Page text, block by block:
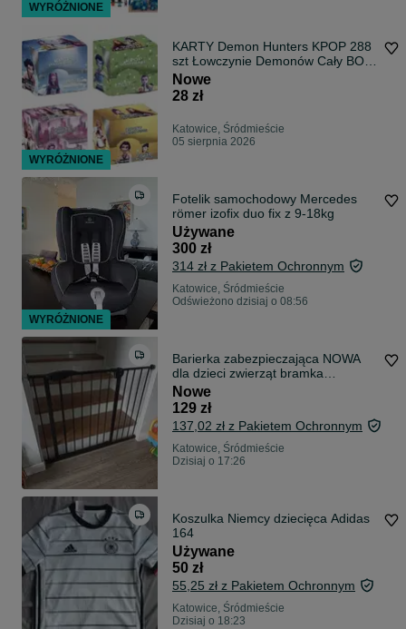
KARTY Demon Hunters KPOP 288
szt Łowczynie Demonów Cały BOX
288
Nowe
28 zł
Katowice, Śródmieście
05 sierpnia 2026
Fotelik samochodowy Mercedes
römer izofix duo fix z 9-18kg
Używane
300 zł
314 zł z Pakietem Ochronnym
Katowice, Śródmieście
Odświeżono dzisiaj o 08:56
Barierka zabezpieczająca NOWA
dla dzieci zwierząt bramka
rozporowa ochronna na schody
drzwi 74-108cm
Nowe
129 zł
137,02 zł z Pakietem Ochronnym
Katowice, Śródmieście
Dzisiaj o 17:26
Koszulka Niemcy dziecięca Adidas
164
Używane
50 zł
55,25 zł z Pakietem Ochronnym
Katowice, Śródmieście
Dzisiaj o 18:23
WYRÓŻNIONE
WYRÓŻNIONE
WYRÓŻNIONE